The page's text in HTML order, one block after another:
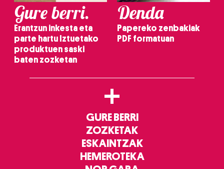
Gure berri.
Erantzun inkesta eta
parte hartu Iztuetako
produktuen saski
baten zozketan
Denda
Papereko zenbakiak
PDF formatuan
+
GURE BERRI
ZOZKETAK
ESKAINTZAK
HEMEROTEKA